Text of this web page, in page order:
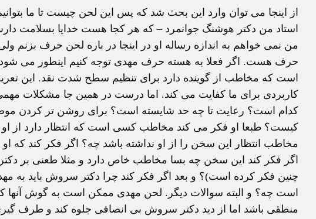
از اینجا می توان وارد این بحث شد که پس این لحن چیست تا ما
استاد من دکتر هوشنگ جوانمرد – که هر کجا هست خدایا بسلامت
من نمی خواهم به اندازه رساله او در اینجا در باره لحن حرف بزنم
حرف هست. اگر فعلا به هسته حرف مهدی توجه کنیم اینطور می
است که مخاطب از گوینده دارد برای تنظیم سطح شدت نقد. این
کاربردی برای ما کفایت می کند. اما درست در همین جا مشکلات
کدام است؟ رعایت تا چه حد شایسته است؟ برای روشن تر کردن
کیست؟ طبعا او فکر می کند مخاطب کسی است که انتظار دارد از او
مخاطب انتظار این سخن را از او نداشته باشد چه؟ اگر فکر کند که
اگر فکر کند این سخن چه بسا مخاطب خاص دارد و مثلا طعنی بر
چنین فکر کرده است)؟ و بعد اگر فکر کند چرا دکتر سروش باید به
است چه؟ و البته سوالات دیگر. لحن مهدی ممکن است به گوش آنها
منطقی باشد اما از دید دکتر سروش بی انصافی جلوه کند و طرف